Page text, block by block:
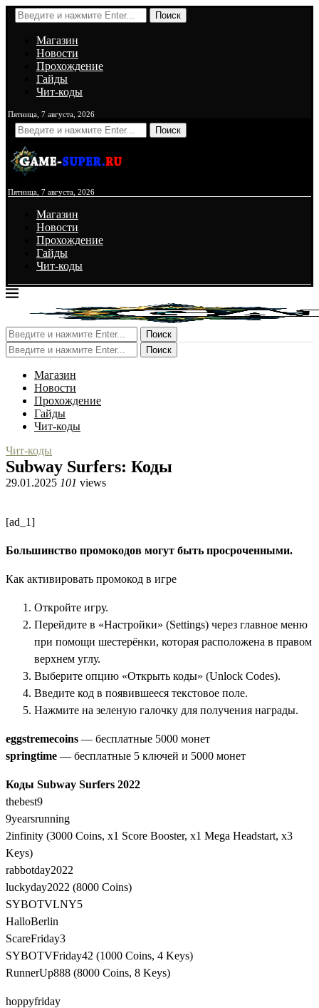
Поиск
Магазин
Новости
Прохождение
Гайды
Чит-коды
Пятница, 7 августа, 2026
Поиск
Пятница, 7 августа, 2026
Магазин
Новости
Прохождение
Гайды
Чит-коды
Поиск
Поиск
Магазин
Новости
Прохождение
Гайды
Чит-коды
Чит-коды
Subway Surfers: Коды
29.01.2025 101 views
[ad_1]
Большинство промокодов могут быть просроченными.
Как активировать промокод в игре
Откройте игру.
Перейдите в «Настройки» (Settings) через главное меню
при помощи шестерёнки, которая расположена в правом
верхнем углу.
Выберите опцию «Открыть коды» (Unlock Codes).
Введите код в появившееся текстовое поле.
Нажмите на зеленую галочку для получения награды.
eggstremecoins — бесплатные 5000 монет
springtime — бесплатные 5 ключей и 5000 монет
Коды Subway Surfers 2022
thebest9
9yearsrunning
2infinity (3000 Coins, x1 Score Booster, x1 Mega Headstart, x3
Keys)
rabbotday2022
luckyday2022 (8000 Coins)
SYBOTVLNY5
HalloBerlin
ScareFriday3
SYBOTVFriday42 (1000 Coins, 4 Keys)
RunnerUp888 (8000 Coins, 8 Keys)
hoppyfriday